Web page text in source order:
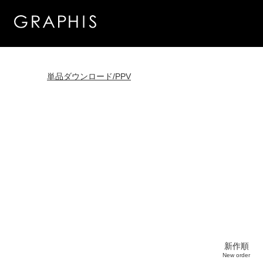
単品ダウンロード/PPV
新作順
New order